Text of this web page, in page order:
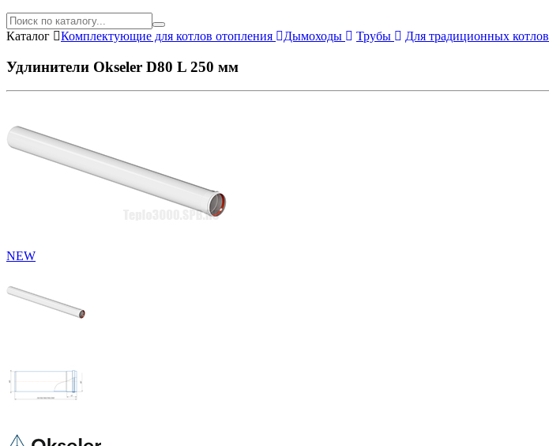
Каталог Комплектующие для котлов отопления Дымоходы Трубы Для традиционных котлов
Удлинители Okseler D80 L 250 мм
NEW